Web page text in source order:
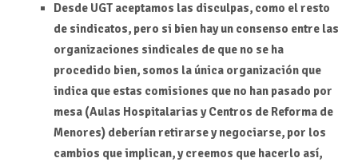
Desde UGT aceptamos las disculpas, como el resto
de sindicatos, pero si bien hay un consenso entre las
organizaciones sindicales de que no se ha
procedido bien, somos la única organización que
indica que estas comisiones que no han pasado por
mesa (Aulas Hospitalarias y Centros de Reforma de
Menores) deberían retirarse y negociarse, por los
cambios que implican, y creemos que hacerlo así,